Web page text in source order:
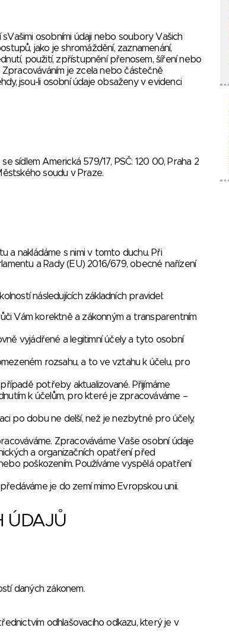
osobními údaji nebo soubory Vašich
jako je shromáždění, zaznamenání,
použití, zpřístupnění přenosem, šíření nebo
Zpracováváním je zcela nebo částečně
jsou-li osobní údaje obsaženy v evidenci
sídlem Americká 579/17, PSČ: 120 00, Praha 2
soudu v Praze.
a nakládáme s nimi v tomto duchu. Při
a Rady (EU) 2016/679, obecné nařízení
následujících základních pravidel:
Vám korektně a zákonným a transparentním
vyjádřené a legitimní účely a tyto osobní
rozsahu, a to ve vztahu k účelu, pro
potřeby aktualizované. Přijímáme
k účelům, pro které je zpracováváme –
po dobu ne delší, než je nezbytné pro účely,
Zpracováváme Vaše osobní údaje
a organizačních opatření před
poškozením. Používáme vyspělá opatření
je do zemí mimo Evropskou unii.
ÚDAJŮ
daných zákonem.
odhlašovacího odkazu, který je v